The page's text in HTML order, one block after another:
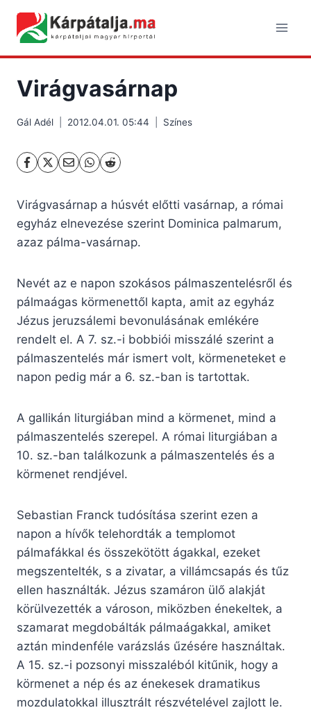
content
Virágvasárnap
Gál Adél 2012.04.01. 05:44 Színes
Virágvasárnap a húsvét előtti vasárnap, a római
egyház elnevezése szerint Dominica palmarum,
azaz pálma-vasárnap.
Nevét az e napon szokásos pálmaszentelésről és
pálmaágas körmenettől kapta, amit az egyház
Jézus jeruzsálemi bevonulásának emlékére
rendelt el. A 7. sz.-i bobbiói misszálé szerint a
pálmaszentelés már ismert volt, körmeneteket e
napon pedig már a 6. sz.-ban is tartottak.
A gallikán liturgiában mind a körmenet, mind a
pálmaszentelés szerepel. A római liturgiában a
10. sz.-ban találkozunk a pálmaszentelés és a
körmenet rendjével.
Sebastian Franck tudósítása szerint ezen a
napon a hívők telehordták a templomot
pálmafákkal és összekötött ágakkal, ezeket
megszentelték, s a zivatar, a villámcsapás és tűz
ellen használták. Jézus szamáron ülő alakját
körülvezették a városon, miközben énekeltek, a
szamarat megdobálták pálmaágakkal, amiket
aztán mindenféle varázslás űzésére használtak.
A 15. sz.-i pozsonyi misszaléból kitűnik, hogy a
körmenet a nép és az énekesek dramatikus
mozdulatokkal illusztrált részvételével zajlott le.